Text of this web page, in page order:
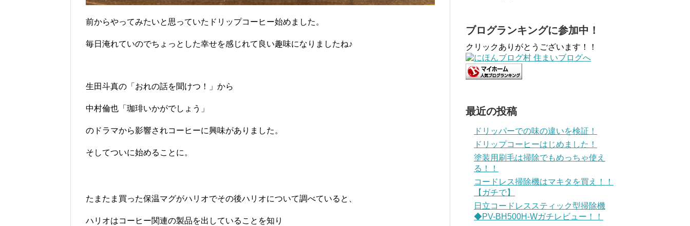
前からやってみたいと思っていたドリップコーヒー始めました。
毎日淹れていのでちょっとした幸せを感じれて良い趣味になりましたね♪
生田斗真の「おれの話を聞けつ！」から
中村倫也「珈琲いかがでしょう」
のドラマから影響されコーヒーに興味がありました。
そしてついに始めることに。
たまたま買った保温マグがハリオでその後ハリオについて調べていると、
ハリオはコーヒー関連の製品を出していることを知り
ブログランキングに参加中！
クリックありがとうございます！！
最近の投稿
ドリッパーでの味の違いを検証！
ドリップコーヒーはじめました！
塗装用刷毛は掃除でもめっちゃ使え
る！！
コードレス掃除機はマキタを買え！！
【ガチで】
日立コードレススティック型掃除機
◆PV-BH500H-Wガチレビュー！！